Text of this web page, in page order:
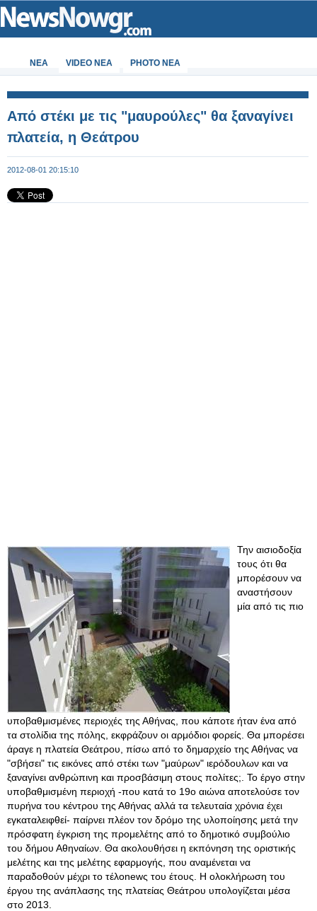
ΝΕΑ VIDEO NEA PHOTO NEA
Από στέκι με τις "μαυρούλες" θα ξαναγίνει
πλατεία, η Θεάτρου
2012-08-01 20:15:10
Την αισιοδοξία
τους ότι θα
μπορέσουν να
αναστήσουν
μία από τις πιο
υποβαθμισμένες περιοχές της Αθήνας, που κάποτε ήταν ένα από
τα στολίδια της πόλης, εκφράζουν οι αρμόδιοι φορείς. Θα μπορέσει
άραγε η πλατεία Θεάτρου, πίσω από το δημαρχείο της Αθήνας να
"σβήσει" τις εικόνες από στέκι των "μαύρων" ιερόδουλων και να
ξαναγίνει ανθρώπινη και προσβάσιμη στους πολίτες;. Το έργο στην
υποβαθμισμένη περιοχή -που κατά το 19ο αιώνα αποτελούσε τον
πυρήνα του κέντρου της Αθήνας αλλά τα τελευταία χρόνια έχει
εγκαταλειφθεί- παίρνει πλέον τον δρόμο της υλοποίησης μετά την
πρόσφατη έγκριση της προμελέτης από το δημοτικό συμβούλιο
του δήμου Αθηναίων. Θα ακολουθήσει η εκπόνηση της οριστικής
μελέτης και της μελέτης εφαρμογής, που αναμένεται να
παραδοθούν μέχρι το τέλοnewς του έτους. Η ολοκλήρωση του
έργου της ανάπλασης της πλατείας Θεάτρου υπολογίζεται μέσα
στο 2013.